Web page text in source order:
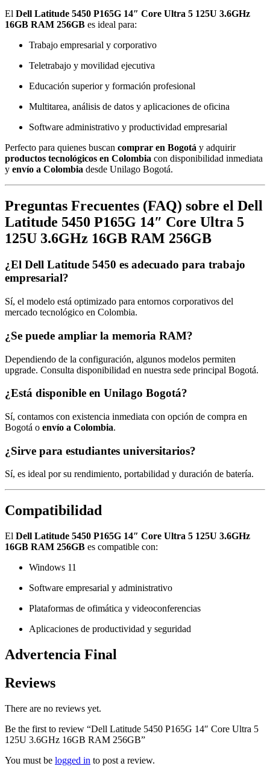
El Dell Latitude 5450 P165G 14″ Core Ultra 5 125U 3.6GHz
16GB RAM 256GB es ideal para:
Trabajo empresarial y corporativo
Teletrabajo y movilidad ejecutiva
Educación superior y formación profesional
Multitarea, análisis de datos y aplicaciones de oficina
Software administrativo y productividad empresarial
Perfecto para quienes buscan comprar en Bogotá y adquirir
productos tecnológicos en Colombia con disponibilidad inmediata
y envío a Colombia desde Unilago Bogotá.
Preguntas Frecuentes (FAQ) sobre el Dell
Latitude 5450 P165G 14″ Core Ultra 5
125U 3.6GHz 16GB RAM 256GB
¿El Dell Latitude 5450 es adecuado para trabajo
empresarial?
Sí, el modelo está optimizado para entornos corporativos del
mercado tecnológico en Colombia.
¿Se puede ampliar la memoria RAM?
Dependiendo de la configuración, algunos modelos permiten
upgrade. Consulta disponibilidad en nuestra sede principal Bogotá.
¿Está disponible en Unilago Bogotá?
Sí, contamos con existencia inmediata con opción de compra en
Bogotá o envío a Colombia.
¿Sirve para estudiantes universitarios?
Sí, es ideal por su rendimiento, portabilidad y duración de batería.
Compatibilidad
El Dell Latitude 5450 P165G 14″ Core Ultra 5 125U 3.6GHz
16GB RAM 256GB es compatible con:
Windows 11
Software empresarial y administrativo
Plataformas de ofimática y videoconferencias
Aplicaciones de productividad y seguridad
Advertencia Final
Reviews
There are no reviews yet.
Be the first to review “Dell Latitude 5450 P165G 14″ Core Ultra 5
125U 3.6GHz 16GB RAM 256GB”
You must be logged in to post a review.